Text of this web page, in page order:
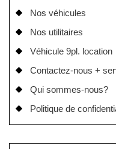
Nos véhicules
Nos utilitaires
Véhicule 9pl. location
Contactez-nous +
Qui sommes-nous?
Politique de